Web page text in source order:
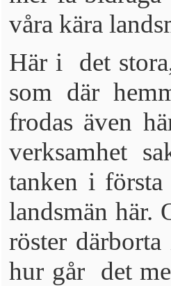
våra kära
Här i det
som där
frodas även
verksamhet
tanken i för­sta
landsmän här.
röster
hur går det